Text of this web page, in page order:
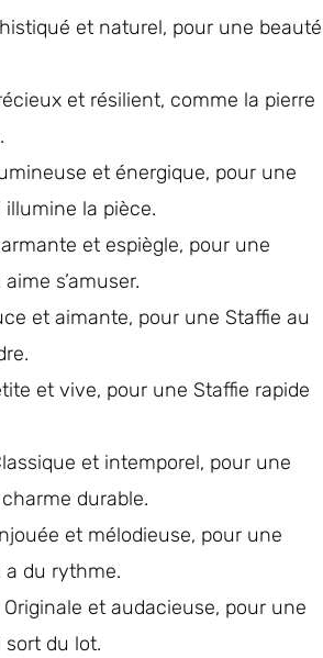
et naturel, pour une beauté
et résilient, comme la pierre
et énergique, pour une
illumine la pièce.
et espiègle, pour une
s’amuser.
et aimante, pour une Staffie au
et vive, pour une Staffie rapide
et intemporel, pour une
durable.
et mélodieuse, pour une
a du rythme.
Originale et audacieuse, pour une
sort du lot.